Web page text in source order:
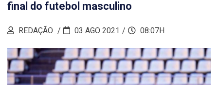
final do futebol masculino
REDAÇÃO 03 AGO 2021 08:07H